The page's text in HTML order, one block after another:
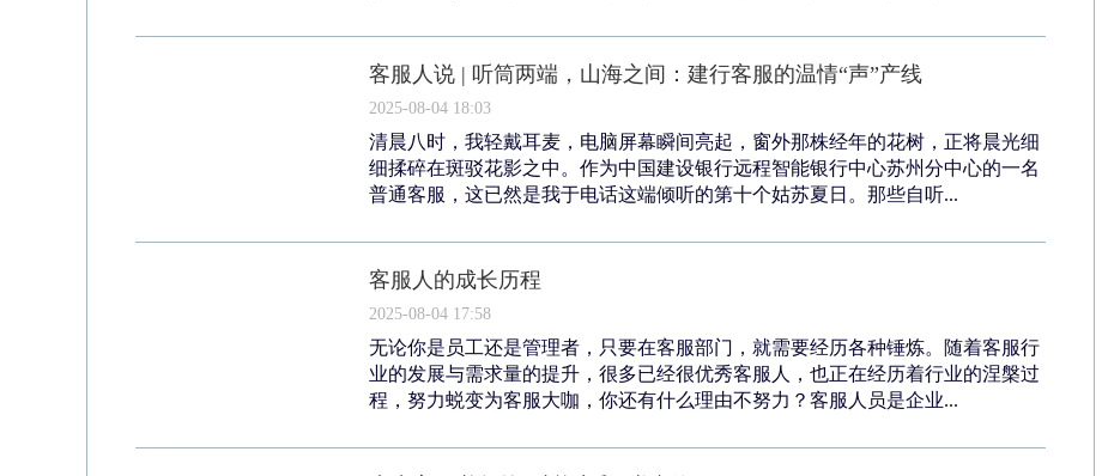
客服人说 | 听筒两端，山海之间：建行客服的温情“声”产线
2025-08-04 18:03
清晨八时，我轻戴耳麦，电脑屏幕瞬间亮起，窗外那株经年的花树，正将晨光细
细揉碎在斑驳花影之中。作为中国建设银行远程智能银行中心苏州分中心的一名
普通客服，这已然是我于电话这端倾听的第十个姑苏夏日。那些自听...
客服人的成长历程
2025-08-04 17:58
无论你是员工还是管理者，只要在客服部门，就需要经历各种锤炼。随着客服行
业的发展与需求量的提升，很多已经很优秀客服人，也正在经历着行业的涅槃过
程，努力蜕变为客服大咖，你还有什么理由不努力？客服人员是企业...